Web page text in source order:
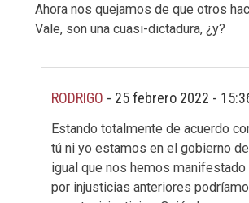
Ahora nos quejamos de que otros
Vale, son una cuasi-dictadura, ¿y?
RODRIGO - 25 febrero 2022 -
Estando totalmente de acuerdo
tú ni yo estamos en el gobierno
igual que nos hemos
por injusticias anteriores